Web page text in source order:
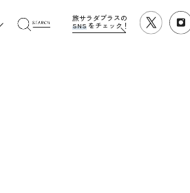
旅サラダプラスの
SNS をチェック！